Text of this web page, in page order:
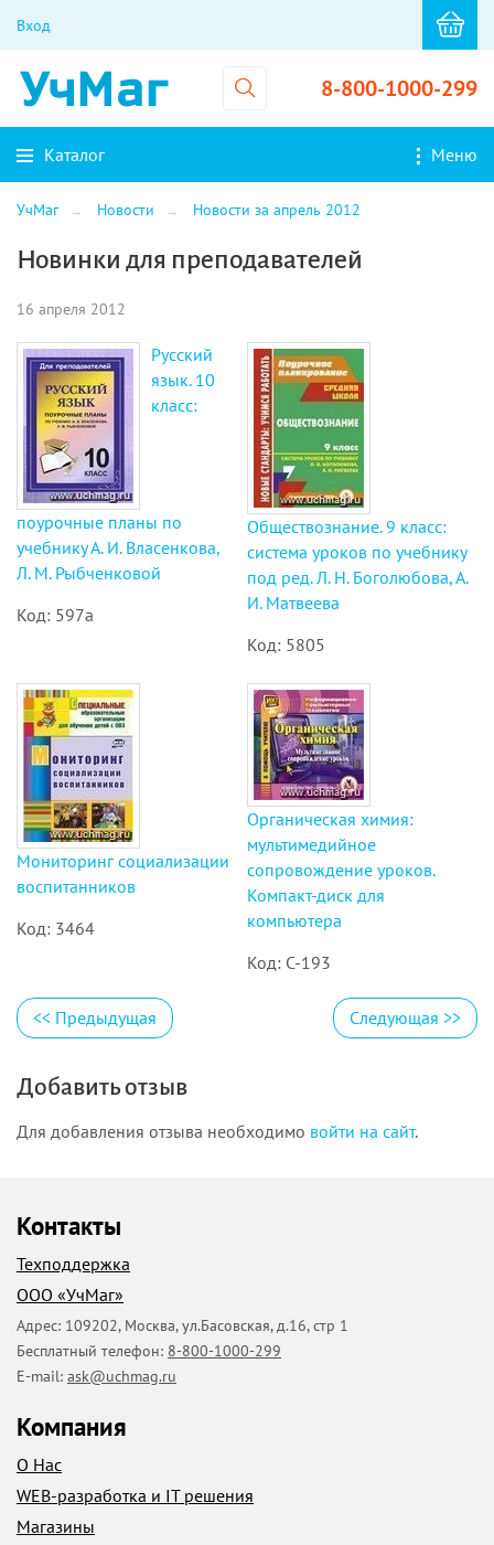
Вход
8-800-1000-299
Каталог Меню
УчМаг Новости Новости за апрель 2012
Новинки для преподавателей
16 апреля 2012
Русский
язык. 10
класс:
поурочные планы по
учебнику А. И. Власенкова,
Л. М. Рыбченковой
Код: 597а
Обществознание. 9 класс:
система уроков по учебнику
под ред. Л. Н. Боголюбова, А.
И. Матвеева
Код: 5805
Мониторинг социализации
воспитанников
Код: 3464
Органическая химия:
мультимедийное
сопровождение уроков.
Компакт-диск для
компьютера
Код: С-193
<< Предыдущая Следующая >>
Добавить отзыв
Для добавления отзыва необходимо войти на сайт.
Контакты
Техподдержка
ООО «УчМаг»
Адрес: 109202, Москва,ул.Басовская, д.16, стр 1
Бесплатный телефон: 8-800-1000-299
E-mail: ask@uchmag.ru
Компания
О Нас
WEB-разработка и IT решения
Магазины